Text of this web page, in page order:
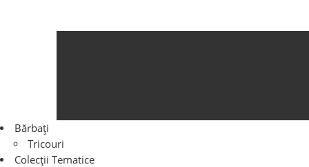
Bărbați
Tricouri
Colecții Tematice